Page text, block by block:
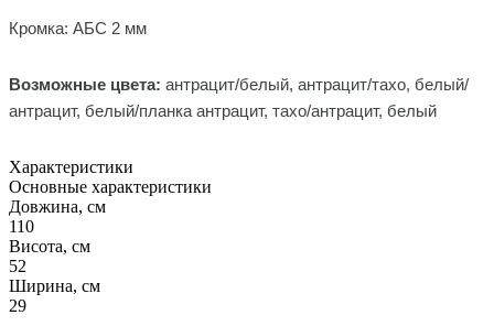
Кромка: АБС 2 мм
Возможные цвета: антрацит/белый, антрацит/тахо, белый/
антрацит, белый/планка антрацит, тахо/антрацит, белый
Характеристики
Основные характеристики
Довжина, см
110
Висота, см
52
Ширина, см
29